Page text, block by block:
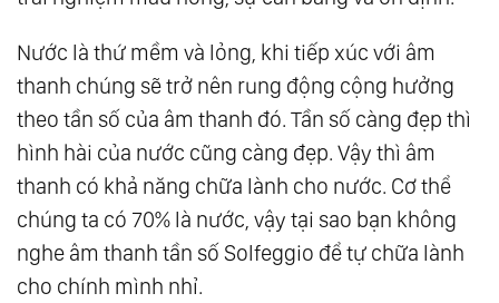
113.Tất Cả Chúng Ta Đều Là Một
114.Cuộc Sống Cân Bằng: Chìa Khóa Hài Hòa
Từ Tam Nguyên
115.Nhất Nguyên: Cội Nguồn Của Nhị
Nguyên Và Tam Nguyên
116.
Đạo - Tính Không: Nền Tảng Vô Hình Của
Vạn Hữu
Nước là thứ mềm và lỏng, khi tiếp xúc với âm
thanh chúng sẽ trở nên rung động cộng hưởng
theo tần số của âm thanh đó. Tần số càng đẹp thì
hình hài của nước cũng càng đẹp. Vậy thì âm
thanh có khả năng chữa lành cho nước. Cơ thể
chúng ta có 70% là nước, vậy tại sao bạn không
nghe âm thanh tần số Solfeggio để tự chữa lành
cho chính mình nhỉ.